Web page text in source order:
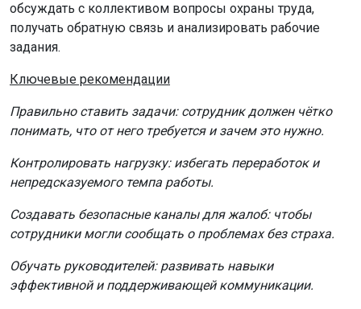
обсуждать с коллективом вопросы охраны труда,
получать обратную связь и анализировать рабочие
задания.
Ключевые рекомендации
Правильно ставить задачи: сотрудник должен чётко
понимать, что от него требуется и зачем это нужно.
Контролировать нагрузку: избегать переработок и
непредсказуемого темпа работы.
Создавать безопасные каналы для жалоб: чтобы
сотрудники могли сообщать о проблемах без страха.
Обучать руководителей: развивать навыки
эффективной и поддерживающей коммуникации.